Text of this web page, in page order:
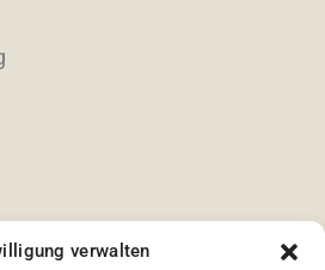
verwalten